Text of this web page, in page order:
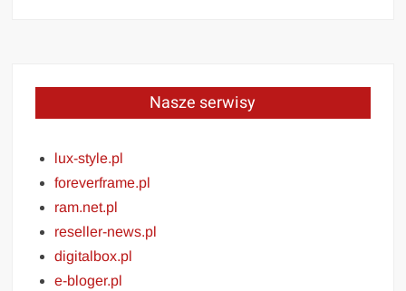
Nasze serwisy
lux-style.pl
foreverframe.pl
ram.net.pl
reseller-news.pl
digitalbox.pl
e-bloger.pl